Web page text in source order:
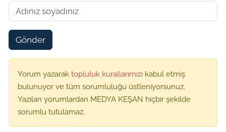
Gönder
Yorum yazarak topluluk kurallarımızı kabul etmiş
bulunuyor ve tüm sorumluluğu üstleniyorsunuz.
Yazılan yorumlardan MEDYA KEŞAN hiçbir şekilde
sorumlu tutulamaz.